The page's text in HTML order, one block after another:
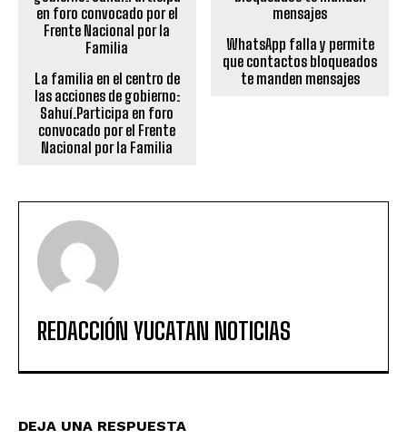
La familia en el centro de
las acciones de gobierno:
Sahuí.Participa en foro
convocado por el Frente
Nacional por la Familia
WhatsApp falla y permite
que contactos bloqueados
te manden mensajes
REDACCIÓN YUCATAN NOTICIAS
DEJA UNA RESPUESTA